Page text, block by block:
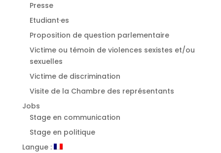
Presse
Etudiant·es
⁠Proposition de question parlementaire
Victime ou témoin de violences sexistes et/ou
sexuelles
⁠Victime de discrimination
Visite de la Chambre des représentants
Jobs
Stage en communication
Stage en politique
Langue :